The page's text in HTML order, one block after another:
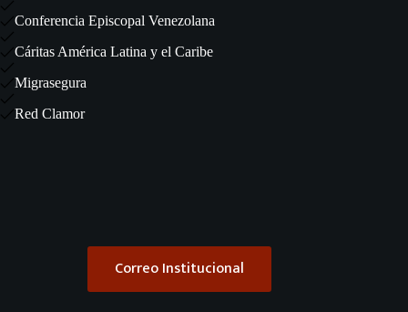
Conferencia Episcopal Venezolana
Cáritas América Latina y el Caribe
Migrasegura
Red Clamor
Correo Institucional